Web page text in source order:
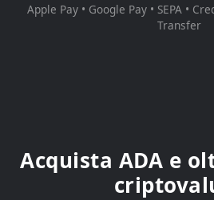
Apple Pay • Google Pay • SEPA •
Transfer
Acquista ADA e